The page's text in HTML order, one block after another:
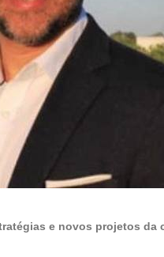
e novos projetos da